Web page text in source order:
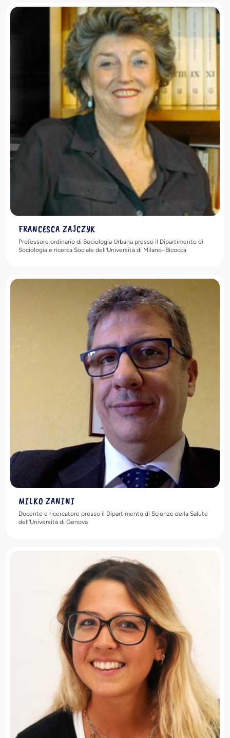
Scopri di più
FRANCESCA ZAJCZYK
Professore ordinario di Sociologia Urbana presso il Dipartimento di
Sociologia e ricerca Sociale dell’Università di Milano–Bicocca
Scopri di più
MILKO ZANINI
Docente e ricercatore presso il Dipartimento di Scienze della Salute
dell’Università di Genova
Scopri di più